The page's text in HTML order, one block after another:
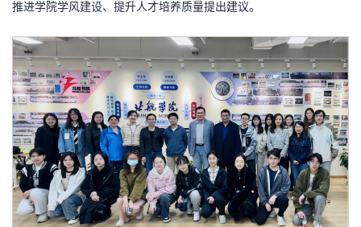
推进学院学风建设、提升人才培养质量提出建议。